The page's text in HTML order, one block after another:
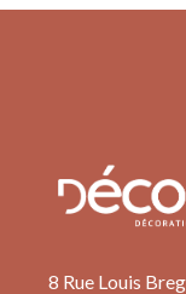
8 Rue Louis